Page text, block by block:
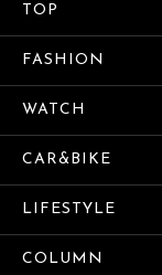
TOP
FASHION
WATCH
CAR&BIKE
LIFESTYLE
COLUMN